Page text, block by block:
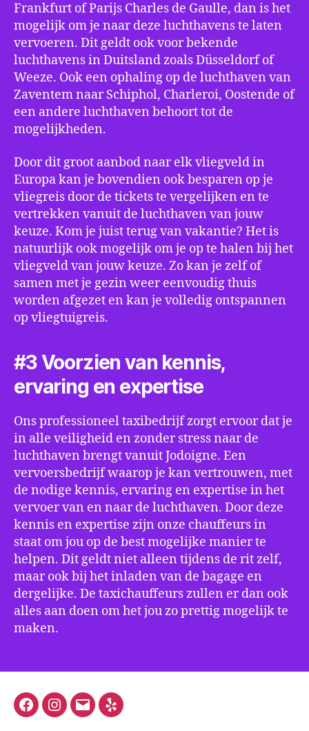
Frankfurt of Parijs Charles de Gaulle, dan is het
mogelijk om je naar deze luchthavens te laten
vervoeren. Dit geldt ook voor bekende
luchthavens in Duitsland zoals Düsseldorf of
Weeze. Ook een ophaling op de luchthaven van
Zaventem naar Schiphol, Charleroi, Oostende of
een andere luchthaven behoort tot de
mogelijkheden.
Door dit groot aanbod naar elk vliegveld in
Europa kan je bovendien ook besparen op je
vliegreis door de tickets te vergelijken en te
vertrekken vanuit de luchthaven van jouw
keuze. Kom je juist terug van vakantie? Het is
natuurlijk ook mogelijk om je op te halen bij het
vliegveld van jouw keuze. Zo kan je zelf of
samen met je gezin weer eenvoudig thuis
worden afgezet en kan je volledig ontspannen
op vliegtuigreis.
#3 Voorzien van kennis,
ervaring en expertise
Ons professioneel taxibedrijf zorgt ervoor dat je
in alle veiligheid en zonder stress naar de
luchthaven brengt vanuit Jodoigne. Een
vervoersbedrijf waarop je kan vertrouwen, met
de nodige kennis, ervaring en expertise in het
vervoer van en naar de luchthaven. Door deze
kennis en expertise zijn onze chauffeurs in
staat om jou op de best mogelijke manier te
helpen. Dit geldt niet alleen tijdens de rit zelf,
maar ook bij het inladen van de bagage en
dergelijke. De taxichauffeurs zullen er dan ook
alles aan doen om het jou zo prettig mogelijk te
maken.
FacebookInstagram
E-
Yelp